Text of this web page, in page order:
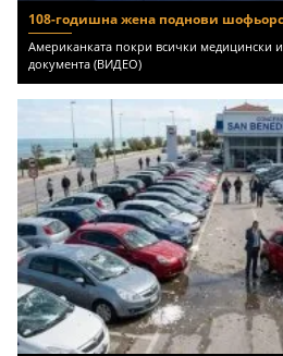
108-годишна жена поднови
Американката покри всички медицински
документа (ВИДЕО)